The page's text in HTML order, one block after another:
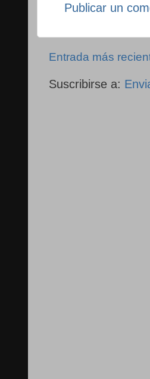
Publicar un
Entrada más
Suscribirse a: